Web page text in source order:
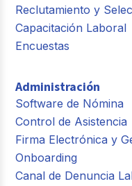
Reclutamiento y
Capacitación Laboral
Encuestas
Administración
Software de Nómina
Control de Asistencia
Firma Electrónica y
Onboarding
Canal de Denuncia